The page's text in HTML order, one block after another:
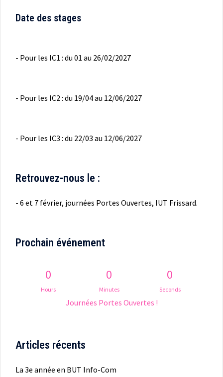
Date des stages
- Pour les IC1 : du 01 au 26/02/2027
- Pour les IC2 : du 19/04 au 12/06/2027
- Pour les IC3 : du 22/03 au 12/06/2027
Retrouvez-nous le :
- 6 et 7 février, journées Portes Ouvertes, IUT Frissard.
Prochain événement
0
Hours
0
Minutes
0
Seconds
Journées Portes Ouvertes !
Articles récents
La 3e année en BUT Info-Com